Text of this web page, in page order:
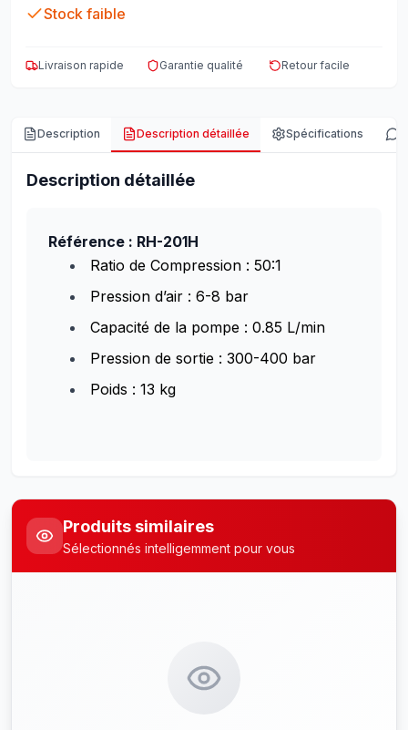
Stock faible
Livraison rapide Garantie qualité Retour facile
Description Description détaillée Spécifications
Description détaillée
Référence : RH-201H
Ratio de Compression : 50:1
Pression d’air : 6-8 bar
Capacité de la pompe : 0.85 L/min
Pression de sortie : 300-400 bar
Poids : 13 kg
Produits similaires
Sélectionnés intelligemment pour vous